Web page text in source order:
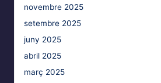
novembre 2025
setembre 2025
juny 2025
abril 2025
març 2025